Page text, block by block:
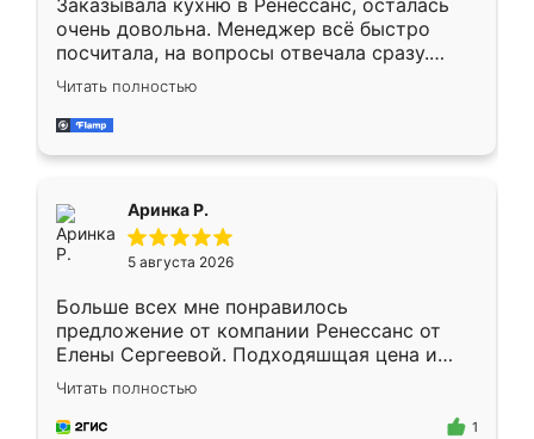
Заказывала кухню в Ренессанс, осталась
очень довольна. Менеджер всё быстро
посчитала, на вопросы отвечала сразу.
Замерщик приехал в субботу, подошёл к
делу со всей ответственностью. Собрали
за день, ребята работали аккуратно, даже
Читать полностью
Аринка Р.
5 августа 2026
Больше всех мне понравилось
предложение от компании Ренессанс от
Елены Сергеевой. Подходяшщая цена и
короткие сроки изготовления. Приехавший
для замера сотрудник Владислав
предложил по моему эскизу самый
Читать полностью
1